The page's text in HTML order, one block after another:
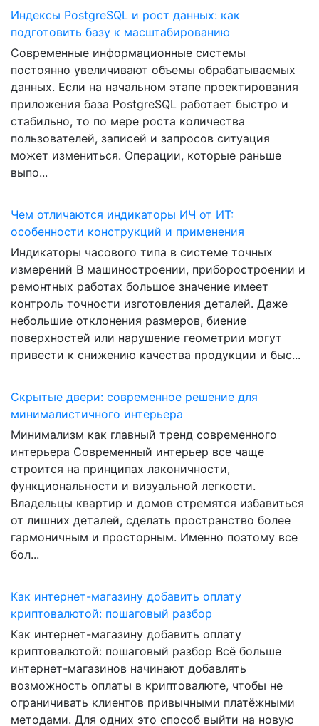
Индексы PostgreSQL и рост данных: как
подготовить базу к масштабированию
Современные информационные системы
постоянно увеличивают объемы обрабатываемых
данных. Если на начальном этапе проектирования
приложения база PostgreSQL работает быстро и
стабильно, то по мере роста количества
пользователей, записей и запросов ситуация
может измениться. Операции, которые раньше
выпо...
Чем отличаются индикаторы ИЧ от ИТ:
особенности конструкций и применения
Индикаторы часового типа в системе точных
измерений В машиностроении, приборостроении и
ремонтных работах большое значение имеет
контроль точности изготовления деталей. Даже
небольшие отклонения размеров, биение
поверхностей или нарушение геометрии могут
привести к снижению качества продукции и быс...
Скрытые двери: современное решение для
минималистичного интерьера
Минимализм как главный тренд современного
интерьера Современный интерьер все чаще
строится на принципах лаконичности,
функциональности и визуальной легкости.
Владельцы квартир и домов стремятся избавиться
от лишних деталей, сделать пространство более
гармоничным и просторным. Именно поэтому все
бол...
Как интернет-магазину добавить оплату
криптовалютой: пошаговый разбор
Как интернет-магазину добавить оплату
криптовалютой: пошаговый разбор Всё больше
интернет-магазинов начинают добавлять
возможность оплаты в криптовалюте, чтобы не
ограничивать клиентов привычными платёжными
методами. Для одних это способ выйти на новую